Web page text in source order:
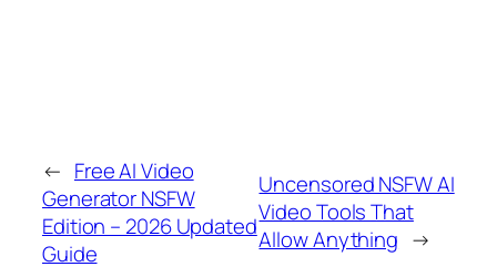
← Free AI Video
Generator NSFW
Edition – 2026 Updated
Guide
Uncensored NSFW AI
Video Tools That
Allow Anything →